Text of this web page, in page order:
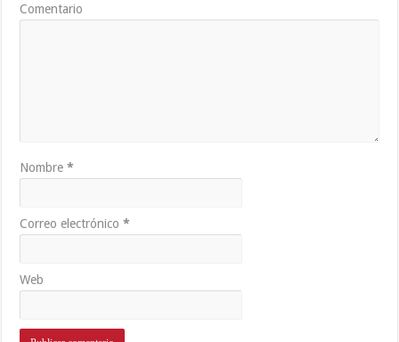
Comentario
Nombre*
Correo electrónico*
Web